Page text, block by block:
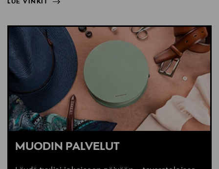
LUE VINKIT
LUE VINKIT
MUODIN PALVELUT